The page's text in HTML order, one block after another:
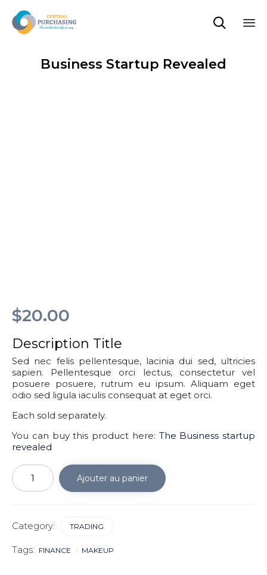

Business Startup Revealed
$20.00
Description Title
Sed nec felis pellentesque, lacinia dui sed, ultricies
sapien. Pellentesque orci lectus, consectetur vel
posuere posuere, rutrum eu ipsum. Aliquam eget
odio sed ligula iaculis consequat at eget orci.
Each sold separately.
You can buy this product here: The Business startup
revealed
quantité
de
Business
Ajouter au panier
Category: TRADING
Tags: FINANCE MAKEUP